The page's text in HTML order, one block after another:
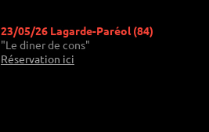
23/05/26 Lagarde-Paréol (84)
"Le diner de cons"
Réservation ici